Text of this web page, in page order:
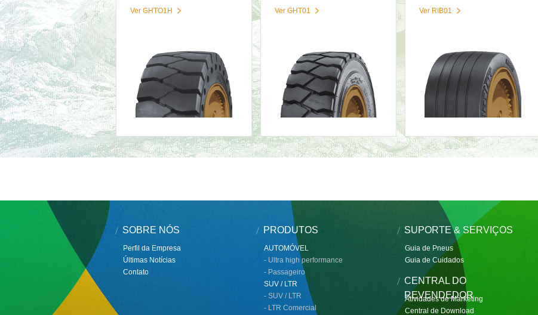
Ver GHTO1H Ver GHT01 Ver RIB01
SOBRE NÓS
Perfil da Empresa
Últimas Notícias
Contato
PRODUTOS
AUTOMÓVEL
- Ultra high performance
- Passageiro
SUV / LTR
- SUV / LTR
- LTR Comercial
SUPORTE & SERVIÇOS
Guia de Pneus
Guia de Cuidados
CENTRAL DO
REVENDEDOR
Atividades de Marketing
Central de Download